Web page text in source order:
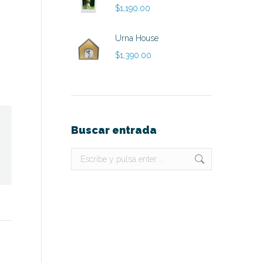
$1,190.00
Urna House
$1,390.00
Buscar entrada
Buscar: